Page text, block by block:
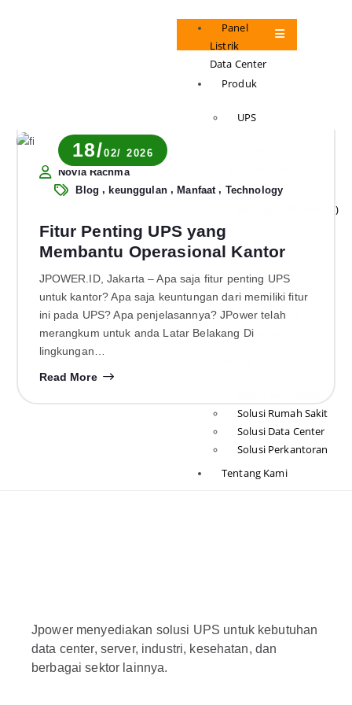
Panel
Listrik
Data Center
Produk
UPS
VERTIV
Battery (UPS/Forklift)
CSB
GFORCE
ICAL
Kijo
Panasonic
Yuasa
Solusi Rumah Sakit
Solusi Data Center
Solusi Perkantoran
Tentang Kami
X
18/02/ 2026
Novia Rachma
Blog , keunggulan,Manfaat , Technology
Fitur Penting UPS yang
Membantu Operasional Kantor
JPOWER.ID, Jakarta – Apa saja fitur penting UPS
untuk kantor? Apa saja keuntungan dari memiliki fitur
ini pada UPS? Apa penjelasannya? JPower telah
merangkum untuk anda Latar Belakang Di
lingkungan…
Read More
Jpower menyediakan solusi UPS untuk kebutuhan
data center, server, industri, kesehatan, dan
berbagai sektor lainnya.